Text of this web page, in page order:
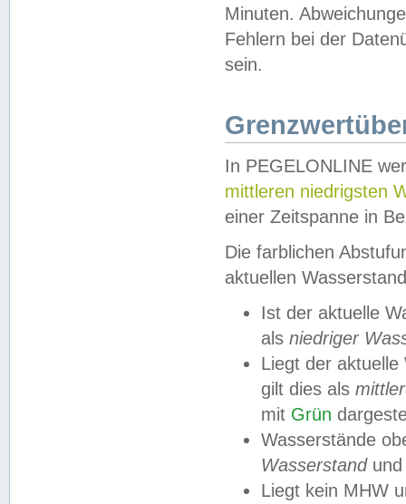
Minuten.
Fehlern bei der
sein.
In PEGELONLINE
mittleren niedrigsten
einer Zeitspanne in
Die farblichen
aktuellen
Ist der aktuelle
als niedriger
Liegt der
gilt dies als
mit Grün
Wasserstände
Wasserstandund
Liegt kein MHW